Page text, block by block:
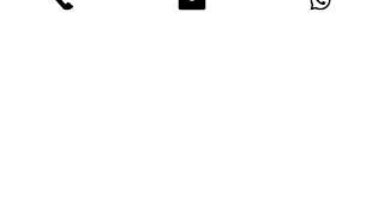
Servicio